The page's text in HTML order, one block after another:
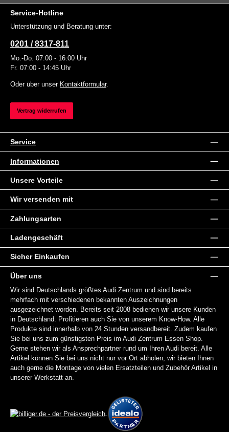
Service-Hotline
Unterstützung und Beratung unter:
0201 / 8317-811
Mo.-Do. 07:00 - 16:00 Uhr
Fr. 07:00 - 14:45 Uhr
Oder über unser Kontaktformular.
Vertrag widerrufen
Service
Informationen
Unsere Vorteile
Wir versenden mit
Zahlungsarten
Ladengeschäft
Sicher Einkaufen
Über uns
Wir sind Deutschlands größtes Audi Zentrum und sind bereits
mehrfach mit verschiedenen bekannten Auszeichnungen
ausgezeichnet worden. Bereits seit 2008 bedienen wir unsere Kunden
in Deutschland. Profitieren auch Sie von unserem Know-How. Alle
Produkte sind innerhalb von 24 Stunden versandbereit. Zudem kaufen
Sie bei uns zum günstigsten Preis im Audi Zentrum Essen Shop.
Gerne stehen wir als Ansprechpartner rund um Ihren Audi bereit. Alle
Artikel können Sie bei uns nicht nur vor Ort abholen, wir bieten Ihnen
auch gerne die Montage von vielen Ersatzteilen und Zubehör Artikel in
unserer Werkstatt an.